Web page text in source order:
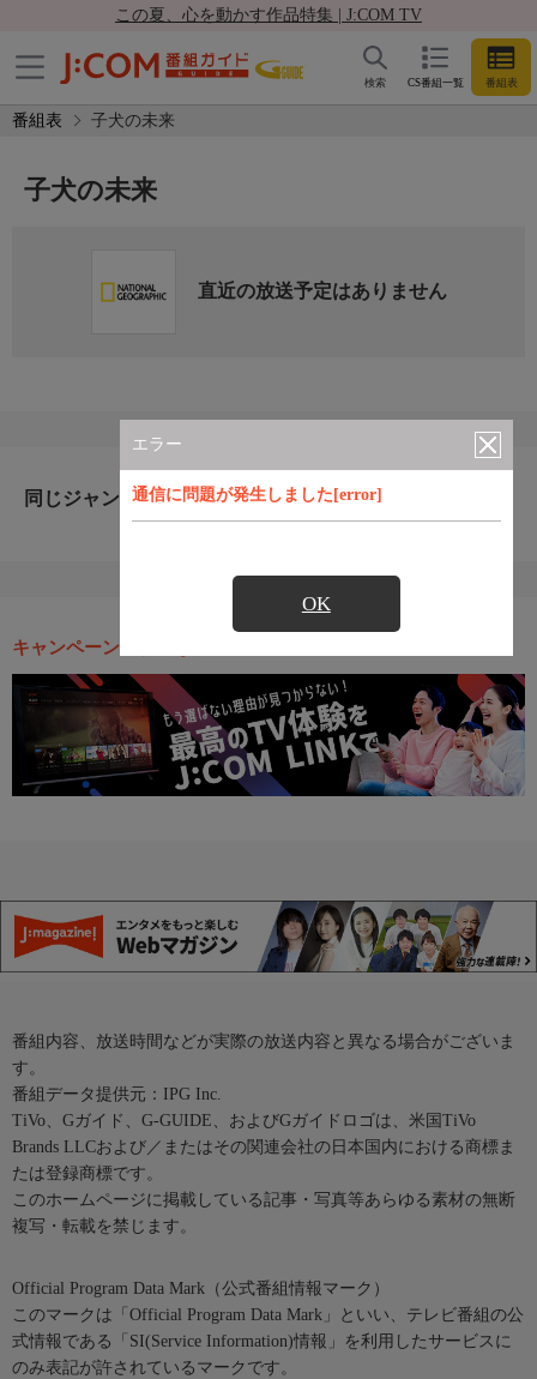
この夏、心を動かす作品特集 | J:COM TV
CS番組一覧 番組表
検索
番組表 子犬の未来
エラー
通信に問題が発生しました[error]
OK
子犬の未来
直近の放送予定はありません
同じジャンルのおすすめ番組
キャンペーン・お得な情報
番組内容、放送時間などが実際の放送内容と異なる場合がございま
す。
番組データ提供元：IPG Inc.
TiVo、Gガイド、G-GUIDE、およびGガイドロゴは、米国TiVo
Brands LLCおよび／またはその関連会社の日本国内における商標ま
たは登録商標です。
このホームページに掲載している記事・写真等あらゆる素材の無断
複写・転載を禁じます。
Official Program Data Mark（公式番組情報マーク）
このマークは「Official Program Data Mark」といい、テレビ番組の公
式情報である「SI(Service Information)情報」を利用したサービスに
のみ表記が許されているマークです。